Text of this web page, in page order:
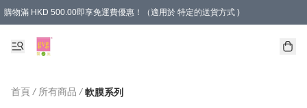
購物滿 HKD 500.00即享免運費優惠！（適用於 特定的送貨方式 )
首頁 / 所有商品 / 軟膜系列